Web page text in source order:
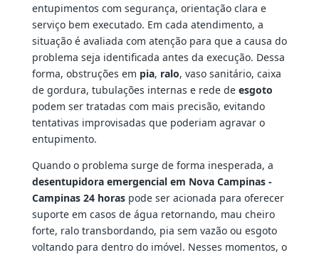
entupimentos com segurança, orientação clara e
serviço bem executado. Em cada atendimento, a
situação é avaliada com atenção para que a causa do
problema seja identificada antes da execução. Dessa
forma, obstruções em pia, ralo, vaso sanitário, caixa
de gordura, tubulações internas e rede de esgoto
podem ser tratadas com mais precisão, evitando
tentativas improvisadas que poderiam agravar o
entupimento.
Quando o problema surge de forma inesperada, a
desentupidora emergencial em Nova Campinas -
Campinas 24 horaspode ser acionada para oferecer
suporte em casos de água retornando, mau cheiro
forte, ralo transbordando, pia sem vazão ou esgoto
voltando para dentro do imóvel. Nesses momentos, o